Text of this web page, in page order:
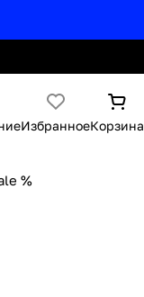
ИзбранноеКорзина
%